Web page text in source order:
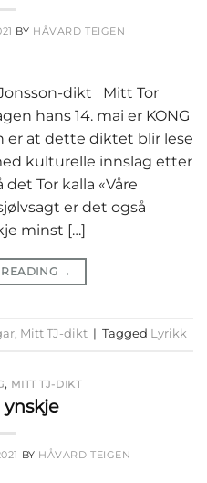
BY HÅVARD TEIGEN
dikt Mitt Tor
hans 14. mai er KONG
er at dette diktet blir lese
kulturelle innslag etter
Tor kalla «Våre
er det også
minst […]
→
, Mitt TJ-dikt | Tagged Lyrikk
, MITT TJ-DIKT
BY HÅVARD TEIGEN